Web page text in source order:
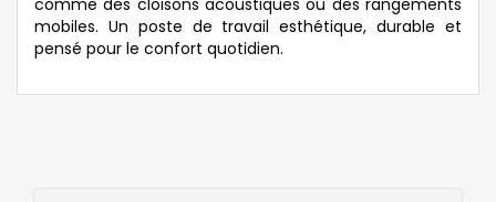
mobiles. Un poste de travail esthétique, durable et
pensé pour le confort quotidien.